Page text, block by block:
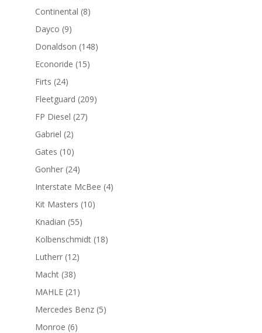
productos
Continental 88
Dayco 99
productos
Donaldson 148148
Econoride 1515
Firts 2424
productos
Fleetguard 209209
FP Diesel 2727
Gabriel 22
productos
Gates 1010
productos
Gonher 2424
productos
Interstate McBee 44
Kit Masters 1010
Knadian 5555
productos
Kolbenschmidt 1818
Lutherr 1212
Macht 3838
productos
MAHLE 21 21
productos
Mercedes Benz 55
Monroe 66